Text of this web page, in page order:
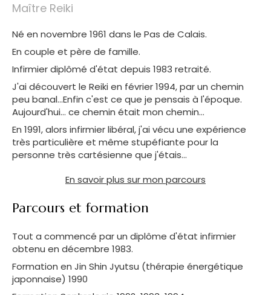
Maître Reiki
Né en novembre 1961 dans le Pas de Calais.
En couple et père de famille.
Infirmier diplômé d'état depuis 1983 retraité.
J'ai découvert le Reiki en février 1994, par un chemin
peu banal...Enfin c'est ce que je pensais à l'époque.
Aujourd'hui... ce chemin était mon chemin...
En 1991, alors infirmier libéral, j'ai vécu une expérience
très particulière et même stupéfiante pour la
personne très cartésienne que j'étais...
En savoir plus sur mon parcours
Parcours et formation
Tout a commencé par un diplôme d'état infirmier
obtenu en décembre 1983.
Formation en Jin Shin Jyutsu (thérapie énergétique
japonnaise) 1990